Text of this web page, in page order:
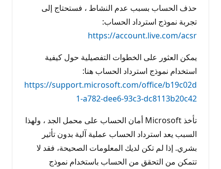
حذف الحساب بسبب عدم النشاط ، فستحتاج إلى
تجربة نموذج استرداد الحساب:
https://account.live.com/acsr
يمكن العثور على الخطوات التفصيلية حول كيفية
استخدام نموذج استرداد الحساب هنا:
https://support.microsoft.com/office/b19c02d
1-a782-dee6-93c3-dc8113b20c42
تأخذ Microsoft أمان الحساب على محمل الجد ، ولهذا
السبب يعد استرداد الحساب عملية آلية بدون تأثير
بشري. إذا لم تكن لديك المعلومات الصحيحة، فقد لا
تتمكن من التحقق من الحساب باستخدام نموذج